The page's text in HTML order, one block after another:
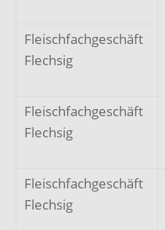
Fleischfachgeschäft
Flechsig
Fleischfachgeschäft
Flechsig
Fleischfachgeschäft
Flechsig